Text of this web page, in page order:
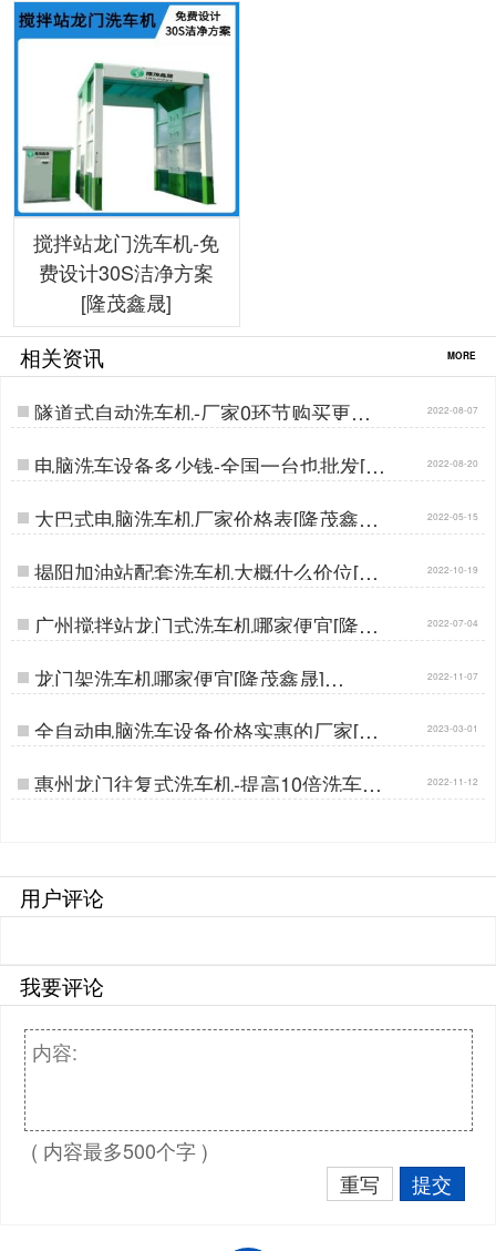
搅拌站龙门洗车机-免
费设计30S洁净方案
[隆茂鑫晟]
相关资讯 MORE
隧道式自动洗车机-厂家0环节购买更实
惠[隆茂鑫晟]…
2022-08-07
电脑洗车设备多少钱-全国一台也批发[隆
茂鑫晟]…
2022-08-20
大巴式电脑洗车机厂家价格表[隆茂鑫晟]
…
2022-05-15
揭阳加油站配套洗车机大概什么价位[隆
茂鑫晟]…
2022-10-19
广州搅拌站龙门式洗车机哪家便宜[隆茂
鑫晟]…
2022-07-04
龙门架洗车机哪家便宜[隆茂鑫晟]… 2022-11-07
全自动电脑洗车设备价格实惠的厂家[隆
茂鑫晟]…
2023-03-01
惠州龙门往复式洗车机-提高10倍洗车速
度[隆茂鑫晟]…
2022-11-12
用户评论
我要评论
( 内容最多500个字 )
重写
提交